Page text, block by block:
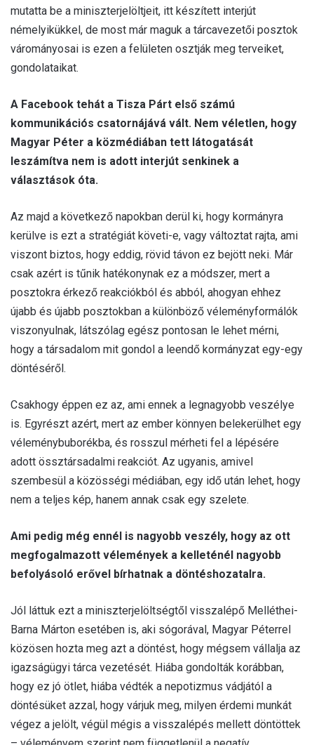
mutatta be a miniszterjelöltjeit, itt készített interjút
némelyikükkel, de most már maguk a tárcavezetői posztok
várományosai is ezen a felületen osztják meg terveiket,
gondolataikat.
A Facebook tehát a Tisza Párt első számú
kommunikációs csatornájává vált. Nem véletlen, hogy
Magyar Péter a közmédiában tett látogatását
leszámítva nem is adott interjút senkinek a
választások óta.
Az majd a következő napokban derül ki, hogy kormányra
kerülve is ezt a stratégiát követi-e, vagy változtat rajta, ami
viszont biztos, hogy eddig, rövid távon ez bejött neki. Már
csak azért is tűnik hatékonynak ez a módszer, mert a
posztokra érkező reakciókból és abból, ahogyan ehhez
újabb és újabb posztokban a különböző véleményformálók
viszonyulnak, látszólag egész pontosan le lehet mérni,
hogy a társadalom mit gondol a leendő kormányzat egy-egy
döntéséről.
Csakhogy éppen ez az, ami ennek a legnagyobb veszélye
is. Egyrészt azért, mert az ember könnyen belekerülhet egy
véleménybuborékba, és rosszul mérheti fel a lépésére
adott össztársadalmi reakciót. Az ugyanis, amivel
szembesül a közösségi médiában, egy idő után lehet, hogy
nem a teljes kép, hanem annak csak egy szelete.
Ami pedig még ennél is nagyobb veszély, hogy az ott
megfogalmazott vélemények a kelleténél nagyobb
befolyásoló erővel bírhatnak a döntéshozatalra.
Jól láttuk ezt a miniszterjelöltségtől visszalépő Melléthei-
Barna Márton esetében is, aki sógorával, Magyar Péterrel
közösen hozta meg azt a döntést, hogy mégsem vállalja az
igazságügyi tárca vezetését. Hiába gondolták korábban,
hogy ez jó ötlet, hiába védték a nepotizmus vádjától a
döntésüket azzal, hogy várjuk meg, milyen érdemi munkát
végez a jelölt, végül mégis a visszalépés mellett döntöttek